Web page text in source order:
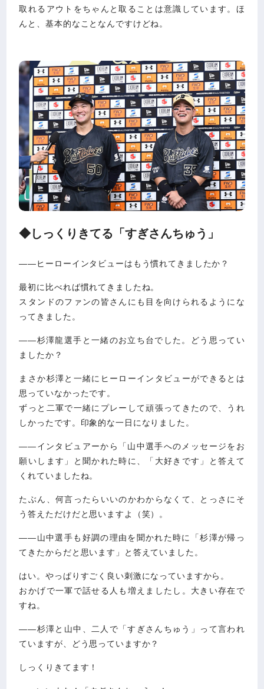
取れるアウトをちゃんと取ることは意識しています。ほ
んと、基本的なことなんですけどね。
◆しっくりきてる「すぎさんちゅう」
――ヒーローインタビューはもう慣れてきましたか？
最初に比べれば慣れてきましたね。
スタンドのファンの皆さんにも目を向けられるようにな
ってきました。
――杉澤龍選手と一緒のお立ち台でした。どう思ってい
ましたか？
まさか杉澤と一緒にヒーローインタビューができるとは
思っていなかったです。
ずっと二軍で一緒にプレーして頑張ってきたので、うれ
しかったです。印象的な一日になりました。
――インタビュアーから「山中選手へのメッセージをお
願いします」と聞かれた時に、「大好きです」と答えて
くれていましたね。
たぶん、何言ったらいいのかわからなくて、とっさにそ
う答えただけだと思いますよ（笑）。
――山中選手も好調の理由を聞かれた時に「杉澤が帰っ
てきたからだと思います」と答えていました。
はい。やっぱりすごく良い刺激になっていますから。
おかげで一軍で話せる人も増えましたし。大きい存在で
すね。
――杉澤と山中、二人で「すぎさんちゅう」って言われ
ていますが、どう思っていますか？
しっくりきてます！